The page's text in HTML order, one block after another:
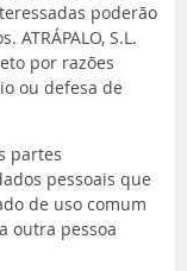
poderão
S.L.
por razões
ou defesa de
partes
pessoais que
de uso comum
outra pessoa